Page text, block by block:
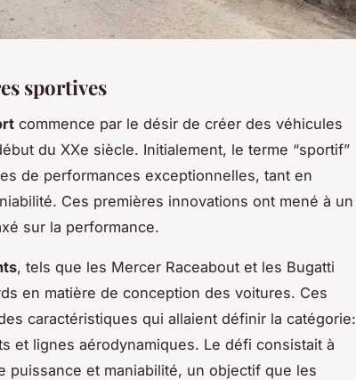
sportives
commence par le désir de créer des véhicules
du XXe siècle. Initialement, le terme “sportif”
de performances exceptionnelles, tant en
Ces premières innovations ont mené à un
sur la performance.
, tels que les Mercer Raceabout et les Bugatti
en matière de conception des voitures. Ces
caractéristiques qui allaient définir la catégorie:
et lignes aérodynamiques. Le défi consistait à
puissance et maniabilité, un objectif que les